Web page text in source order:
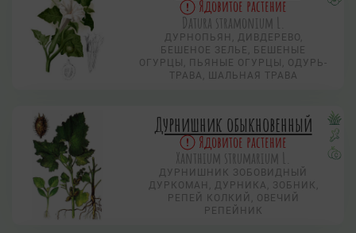
Ядовитое растение
Datura stramonium L.
ДУРНОПЬЯН, ДИВДЕРЕВО,
БЕШЕНОЕ ЗЕЛЬЕ, БЕШЕНЫЕ
ОГУРЦЫ, ПЬЯНЫЕ ОГУРЦЫ, ОДУРЬ-
ТРАВА, ШАЛЬНАЯ ТРАВА
Дурнишник обыкновенный
Ядовитое растение
Xanthium strumarium L.
ДУРНИШНИК ЗОБОВИДНЫЙ
ДУРКОМАН, ДУРНИКА, ЗОБНИК,
РЕПЕЙ КОЛКИЙ, ОВЕЧИЙ
РЕПЕЙНИК